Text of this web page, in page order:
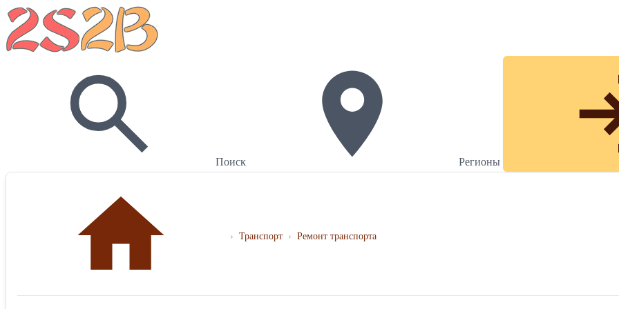
Поиск Регионы
› Транспорт › Ремонт транспорта